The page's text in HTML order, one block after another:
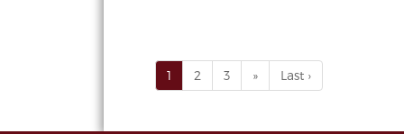
1 2 3 » Last ›